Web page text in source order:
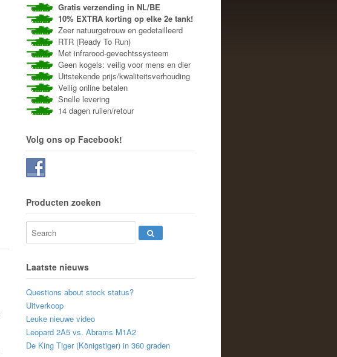
Gratis verzending in NL/BE
10% EXTRA korting op elke 2e tank!
Zeer natuurgetrouw en gedetailleerd
RTR (Ready To Run)
Met infrarood-gevechtssysteem
Geen kogels: veilig voor mens en dier
Uitstekende prijs/kwaliteitsverhouding
Veilig online betalen
Snelle levering
14 dagen ruilen/retour
Volg ons op Facebook!
Producten zoeken
Laatste nieuws
Questions about stock status?
Uitverkoop
Leuke nieuwe video
Leopard 2A5 vs. Abrams M1A2
De King Tiger (Königstiger) in 360 graden